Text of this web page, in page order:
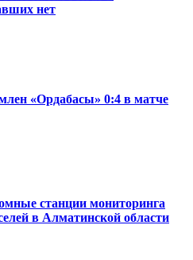
нет
«Ордабасы» 0:4 в матче
станции мониторинга
в Алматинской области